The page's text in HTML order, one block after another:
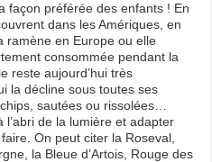
façon préférée des enfants ! En
dans les Amériques, en
ramène en Europe ou elle
consommée pendant la
reste aujourd’hui très
la décline sous toutes ses
sautées ou rissolées…
de la lumière et adapter
On peut citer la Roseval,
la Bleue d’Artois, Rouge des